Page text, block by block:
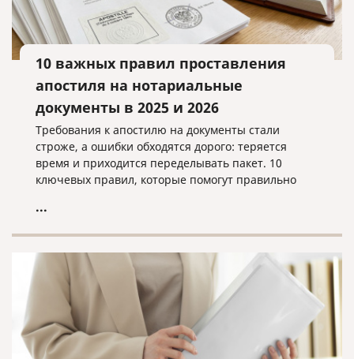
10 важных правил проставления
апостиля на нотариальные
документы в 2025 и 2026
Требования к апостилю на документы стали
строже, а ошибки обходятся дорого: теряется
время и приходится переделывать пакет. 10
ключевых правил, которые помогут правильно
оформление и избежать типичных причин отказа,
...